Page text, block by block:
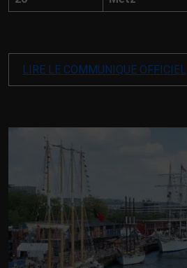
LIRE LE COMMUNIQUE OFFICIEL